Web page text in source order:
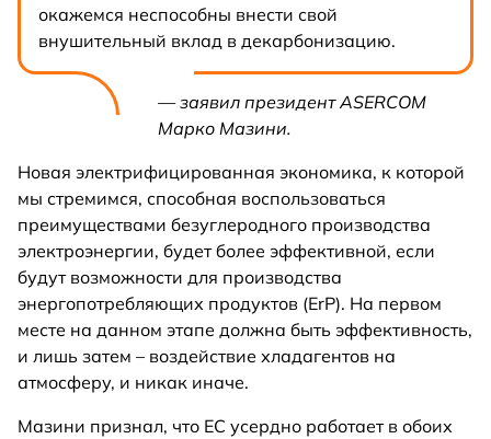
окажемся неспособны внести свой
внушительный вклад в декарбонизацию.
— заявил президент ASERCOM
Марко Мазини.
Новая электрифицированная экономика, к которой
мы стремимся, способная воспользоваться
преимуществами безуглеродного производства
электроэнергии, будет более эффективной, если
будут возможности для производства
энергопотребляющих продуктов (ErP). На первом
месте на данном этапе должна быть эффективность,
и лишь затем – воздействие хладагентов на
атмосферу, и никак иначе.
Мазини признал, что ЕС усердно работает в обоих